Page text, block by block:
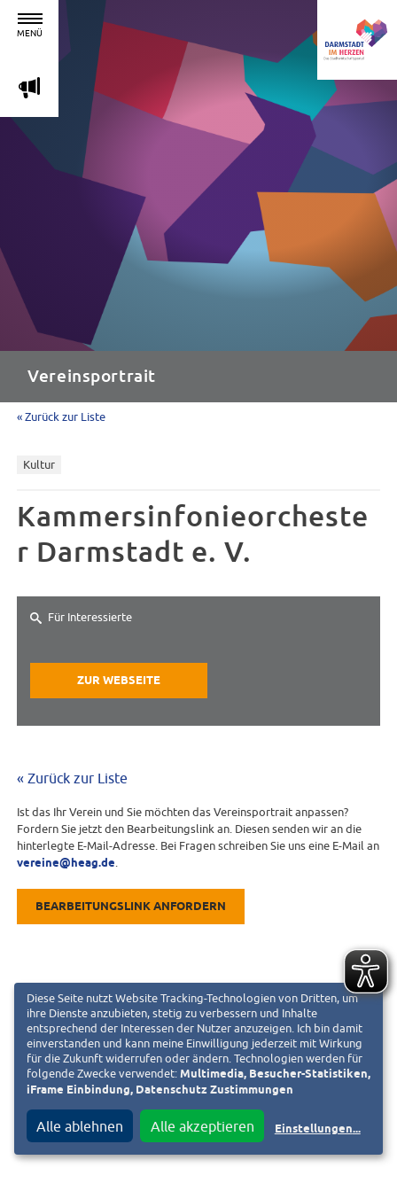
MENÜ
m
Vereinsportrait
« Zurück zur Liste
Kultur
Kammersinfonieorcheste
r Darmstadt e. V.
Für Interessierte
ZUR WEBSEITE
« Zurück zur Liste
Ist das Ihr Verein und Sie möchten das Vereinsportrait anpassen?
Fordern Sie jetzt den Bearbeitungslink an. Diesen senden wir an die
hinterlegte E-Mail-Adresse. Bei Fragen schreiben Sie uns eine E-Mail an
vereine@heag.de.
BEARBEITUNGSLINK ANFORDERN
Diese Seite nutzt Website Tracking-Technologien von Dritten, um
ihre Dienste anzubieten, stetig zu verbessern und Inhalte
entsprechend der Interessen der Nutzer anzuzeigen. Ich bin damit
einverstanden und kann meine Einwilligung jederzeit mit Wirkung
für die Zukunft widerrufen oder ändern. Technologien werden für
folgende Zwecke verwendet: Multimedia, Besucher-Statistiken,
iFrame Einbindung, Datenschutz Zustimmungen
Alle ablehnen Alle akzeptieren Einstellungen...